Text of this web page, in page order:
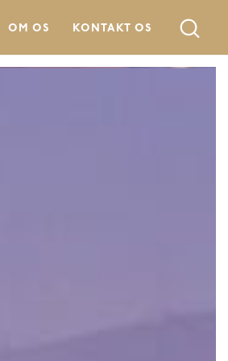
OM OS KONTAKT OS